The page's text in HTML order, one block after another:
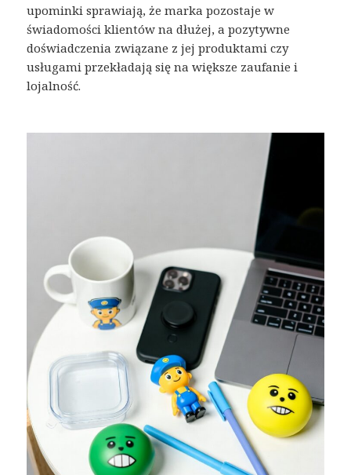
upominki sprawiają, że marka pozostaje w
świadomości klientów na dłużej, a pozytywne
doświadczenia związane z jej produktami czy
usługami przekładają się na większe zaufanie i
lojalność.